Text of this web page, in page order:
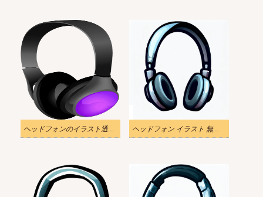
ヘッドフォンのイラスト透明イメージ ヘッドフォン イラスト 無料の写真